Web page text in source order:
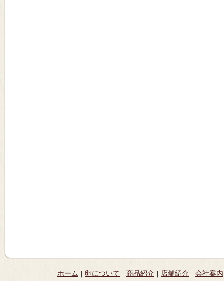
ホーム ｜ 卵について ｜ 商品紹介 ｜ 店舗紹介 ｜ 会社案内